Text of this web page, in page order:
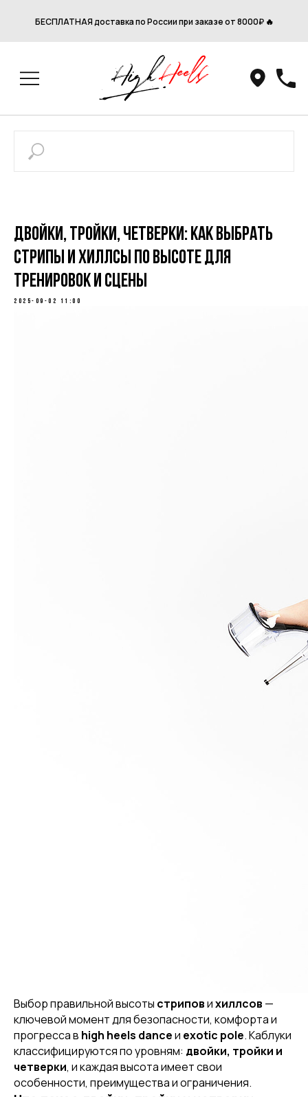
БЕСПЛАТНАЯ доставка по России при заказе от 8000₽ 🔥
Двойки, тройки, четверки: как выбрать
стрипы и хиллсы по высоте для
тренировок и сцены
2025-09-02 11:00
Выбор правильной высоты стриповихиллсов —
ключевой момент для безопасности, комфорта и
прогресса в high heels danceи exotic pole. Каблуки
классифицируются по уровням: двойки, тройки и
четверки, и каждая высота имеет свои
особенности, преимущества и ограничения.